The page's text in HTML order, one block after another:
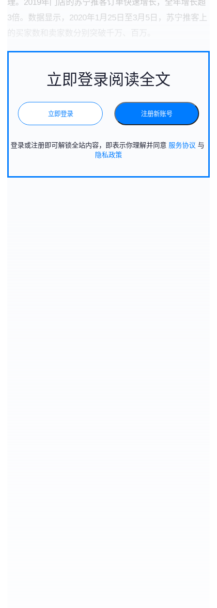
理。2019年门店的苏宁推客订单快速增长，全年增长超
3倍。数据显示，2020年1月25日至3月5日，苏宁推客上
的买家数和卖家数分别突破千万、百万。
立即登录阅读全文
立即登录 注册新账号
登录或注册即可解锁全站内容，即表示你理解并同意 服务协议 与
隐私政策